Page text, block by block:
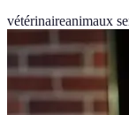
vétérinaireanimaux